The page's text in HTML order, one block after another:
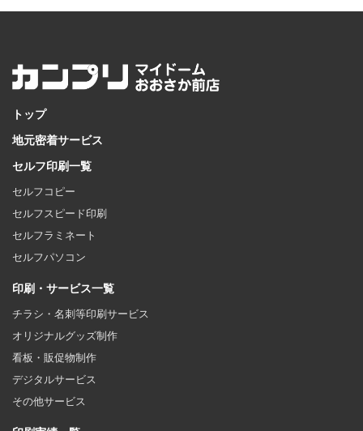
トップ
地元密着サービス
セルフ印刷一覧
セルフコピー
セルフスピード印刷
セルフラミネート
セルフパソコン
印刷・サービス一覧
チラシ・名刺等印刷サービス
オリジナルグッズ制作
看板・販促物制作
デジタルサービス
その他サービス